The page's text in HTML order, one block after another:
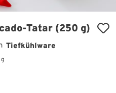
Tatar (250 g)
Tiefkühlware